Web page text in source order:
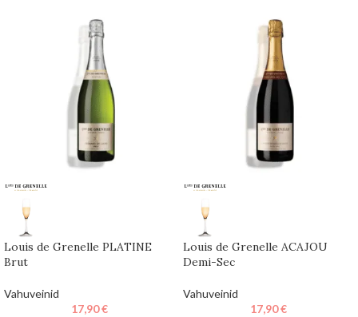
Louis de Grenelle PLATINE
Brut
Vahuveinid
17,90€
Louis de Grenelle ACAJOU
Demi-Sec
Vahuveinid
17,90€